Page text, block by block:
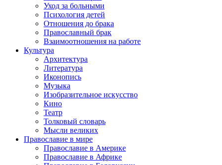
Уход за больными
Психология детей
Отношения до брака
Православный брак
Взаимоотношения на работе
Культура
Архитектура
Литература
Иконопись
Музыка
Изобразительное искусство
Кино
Театр
Толковый словарь
Мысли великих
Православие в мире
Православие в Америке
Православие в Африке